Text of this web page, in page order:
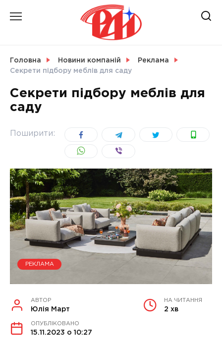
УКРАЇНА
Головна Новини компаній
Реклама
Секрети підбору меблів для саду
Секрети підбору меблів для
саду
Поширити:
РЕКЛАМА
АВТОР
Юлія Март
НА ЧИТАННЯ
2 хв
ОПУБЛІКОВАНО
15.11.2023 о 10:27